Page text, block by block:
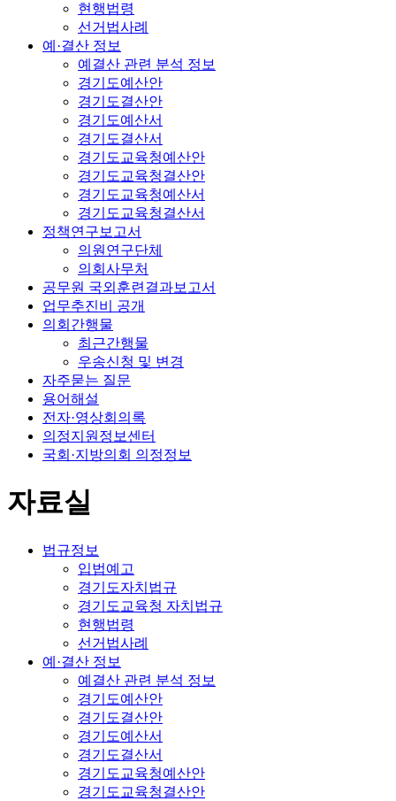
현행법령
선거법사례
예·결산 정보
예결산 관련 분석 정보
경기도예산안
경기도결산안
경기도예산서
경기도결산서
경기도교육청예산안
경기도교육청결산안
경기도교육청예산서
경기도교육청결산서
정책연구보고서
의원연구단체
의회사무처
공무원 국외훈련결과보고서
업무추진비 공개
의회간행물
최근간행물
우송신청 및 변경
자주묻는 질문
용어해설
전자·영상회의록
의정지원정보센터
국회·지방의회 의정정보
자료실
법규정보
입법예고
경기도자치법규
경기도교육청 자치법규
현행법령
선거법사례
예·결산 정보
예결산 관련 분석 정보
경기도예산안
경기도결산안
경기도예산서
경기도결산서
경기도교육청예산안
경기도교육청결산안